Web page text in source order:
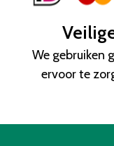
We gebruiken
ervoor te